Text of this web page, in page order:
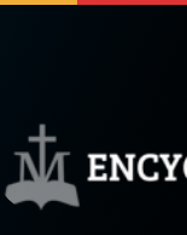
soutenir À